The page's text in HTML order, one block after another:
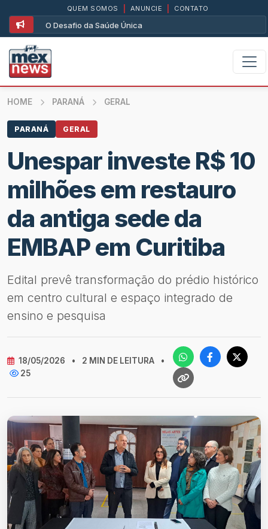
O Desafio da Saúde Única
QUEM SOMOS ANUNCIE CONTATO
HOME PARANÁ GERAL
PARANÁ GERAL
Unespar investe R$ 10
milhões em restauro
da antiga sede da
EMBAP em Curitiba
Edital prevê transformação do prédio histórico
em centro cultural e espaço integrado de
ensino e pesquisa
18/05/2026 • 2 MIN DE LEITURA
•
25